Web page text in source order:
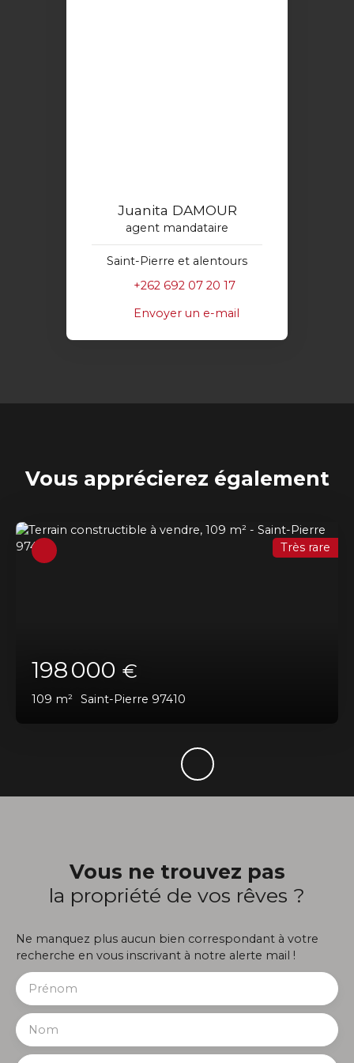
Juanita DAMOUR
agent mandataire
Saint-Pierre et alentours
+262 692 07 20 17
Envoyer un e-mail
Vous apprécierez également
198 000 €
109 m² Saint-Pierre 97410
Très rare
Vous ne trouvez pas
la propriété de vos rêves ?
Ne manquez plus aucun bien correspondant à votre
recherche en vous inscrivant à notre alerte mail !
Prénom
Nom